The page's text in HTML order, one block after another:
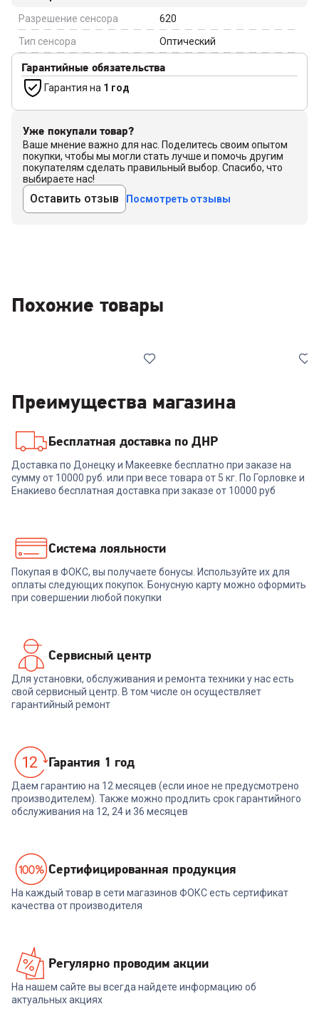
Разрешение сенсора
620
Тип сенсора
Оптический
Гарантийные обязательства
Гарантия на 1 год
Уже покупали товар?
Ваше мнение важно для нас. Поделитесь своим опытом
покупки, чтобы мы могли стать лучше и помочь другим
покупателям сделать правильный выбор. Спасибо, что
выбираете нас!
Оставить отзыв Посмотреть отзывы
Похожие товары
Мышь A4TECH OP-720 black,
USB
399₽
В корзину
00-00013868
Мышь ACER OMW010 Black
(ZL.MCEEE.001)
В корзину
Преимущества магазина
Бесплатная доставка по ДНР
Доставка по Донецку и Макеевке бесплатно при заказе на
сумму от 10000 руб. или при весе товара от 5 кг. По Горловке и
Енакиево бесплатная доставка при заказе от 10000 руб
Система лояльности
Покупая в ФОКС, вы получаете бонусы. Используйте их для
оплаты следующих покупок. Бонусную карту можно оформить
при совершении любой покупки
Сервисный центр
Для установки, обслуживания и ремонта техники у нас есть
свой сервисный центр. В том числе он осуществляет
гарантийный ремонт
Гарантия 1 год
Даем гарантию на 12 месяцев (если иное не предусмотрено
производителем). Также можно продлить срок гарантийного
обслуживания на 12, 24 и 36 месяцев
Cертифицированная продукция
На каждый товар в сети магазинов ФОКС есть сертификат
качества от производителя
Регулярно проводим акции
На нашем сайте вы всегда найдете информацию об
актуальных акциях